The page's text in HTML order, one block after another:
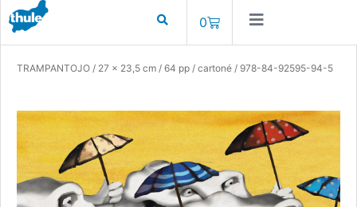
0
TRAMPANTOJO / 27 x 23,5 cm / 64 pp / cartoné / 978-84-92595-94-5